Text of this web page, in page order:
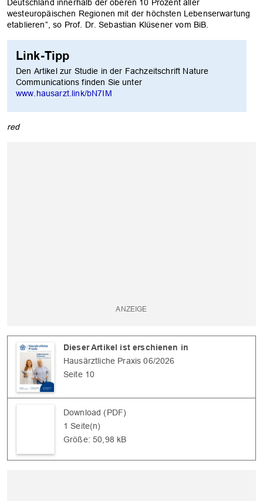
Deutschland innerhalb der oberen 10 Prozent aller
westeuropäischen Regionen mit der höchsten Lebenserwartung
etablieren”, so Prof. Dr. Sebastian Klüsener vom BiB.
Link-Tipp
Den Artikel zur Studie in der Fachzeitschrift Nature
Communications finden Sie unter
www.hausarzt.link/bN7IM
red
Dieser Artikel ist erschienen in
Hausärztliche Praxis 06/2026
Seite 10
Download (PDF)
1 Seite(n)
Größe: 50,98 kB